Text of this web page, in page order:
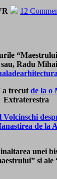
12
Radu
a trecut de la o
Extraterestra
Volcinschi
de la
unei
si ale